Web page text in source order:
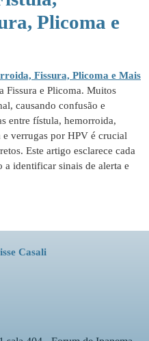
Plicoma e
Fissura e Plicoma. Muitos
causando confusão e
entre fístula, hemorroida,
verrugas por HPV é crucial
Este artigo esclarece cada
a identificar sinais de alerta e